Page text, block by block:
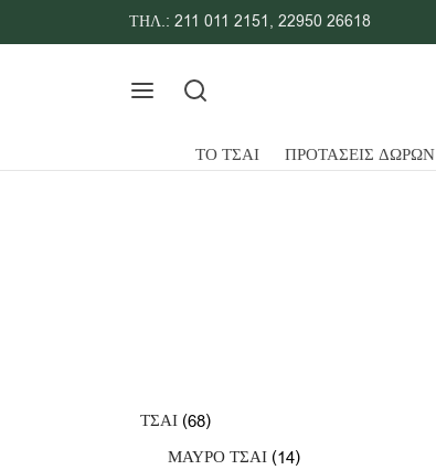
ΤΗΛ.: 211 011 2151, 22950 26618
ΤΟ ΤΣΑΙ ΠΡΟΤΑΣΕΙΣ ΔΩΡΩΝ
ΤΣΑΙ 6868
προϊόντα
ΜΑΥΡΟ ΤΣΑΙ 1414